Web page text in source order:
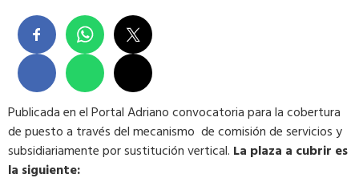
Publicada en el Portal Adriano convocatoria para la cobertura
de puesto a través del mecanismo de comisión de servicios y
subsidiariamente por sustitución vertical. La plaza a cubrir es
la siguiente: